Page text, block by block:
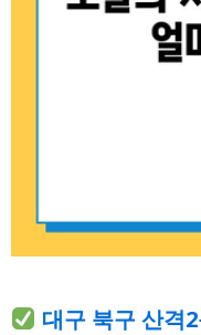
대구 북구 산격